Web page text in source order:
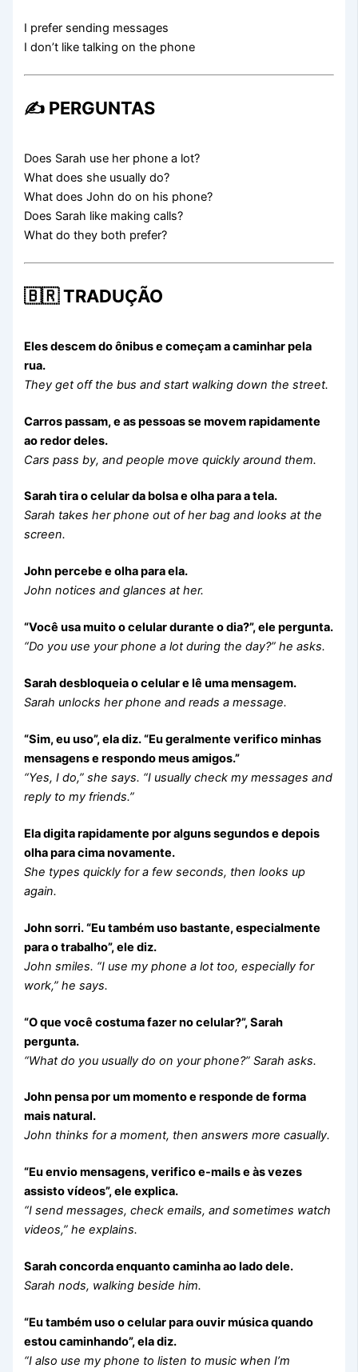
I prefer sending messages
I don’t like talking on the phone
✍️ PERGUNTAS
Does Sarah use her phone a lot?
What does she usually do?
What does John do on his phone?
Does Sarah like making calls?
What do they both prefer?
🇧🇷 TRADUÇÃO
Eles descem do ônibus e começam a caminhar pela
rua.
They get off the bus and start walking down the street.
Carros passam, e as pessoas se movem rapidamente
ao redor deles.
Cars pass by, and people move quickly around them.
Sarah tira o celular da bolsa e olha para a tela.
Sarah takes her phone out of her bag and looks at the
screen.
John percebe e olha para ela.
John notices and glances at her.
“Você usa muito o celular durante o dia?”, ele pergunta.
“Do you use your phone a lot during the day?” he asks.
Sarah desbloqueia o celular e lê uma mensagem.
Sarah unlocks her phone and reads a message.
“Sim, eu uso”, ela diz. “Eu geralmente verifico minhas
mensagens e respondo meus amigos.”
“Yes, I do,” she says. “I usually check my messages and
reply to my friends.”
Ela digita rapidamente por alguns segundos e depois
olha para cima novamente.
She types quickly for a few seconds, then looks up
again.
John sorri. “Eu também uso bastante, especialmente
para o trabalho”, ele diz.
John smiles. “I use my phone a lot too, especially for
work,” he says.
“O que você costuma fazer no celular?”, Sarah
pergunta.
“What do you usually do on your phone?” Sarah asks.
John pensa por um momento e responde de forma
mais natural.
John thinks for a moment, then answers more casually.
“Eu envio mensagens, verifico e-mails e às vezes
assisto vídeos”, ele explica.
“I send messages, check emails, and sometimes watch
videos,” he explains.
Sarah concorda enquanto caminha ao lado dele.
Sarah nods, walking beside him.
“Eu também uso o celular para ouvir música quando
estou caminhando”, ela diz.
“I also use my phone to listen to music when I’m